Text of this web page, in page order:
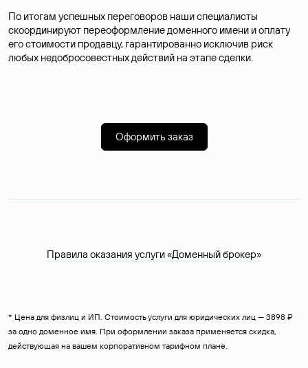
По итогам успешных переговоров наши специалисты
скоординируют переоформление доменного имени и оплату
его стоимости продавцу, гарантированно исключив риск
любых недобросовестных действий на этапе сделки.
Оформить заказ
Правила оказания услуги «Доменный брокер»
* Цена для физлиц и ИП. Стоимость услуги для юридических лиц — 3898 ₽
за одно доменное имя. При оформлении заказа применяется скидка,
действующая на вашем корпоративном тарифном плане.